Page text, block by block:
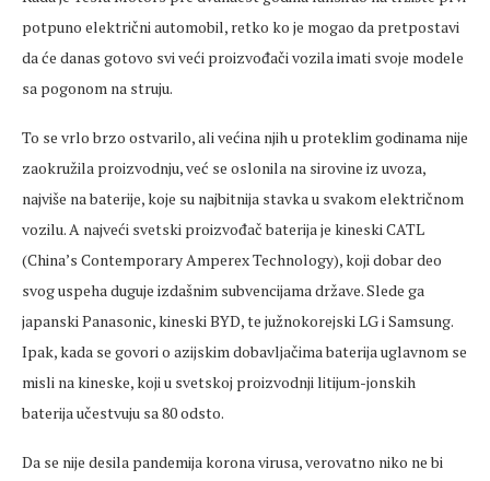
potpuno električni automobil, retko ko je mogao da pretpostavi
da će danas gotovo svi veći proizvođači vozila imati svoje modele
sa pogonom na struju.
To se vrlo brzo ostvarilo, ali većina njih u proteklim godinama nije
zaokružila proizvodnju, već se oslonila na sirovine iz uvoza,
najviše na baterije, koje su najbitnija stavka u svakom električnom
vozilu. A najveći svetski proizvođač baterija je kineski CATL
(China’s Contemporary Amperex Technology), koji dobar deo
svog uspeha duguje izdašnim subvencijama države. Slede ga
japanski Panasonic, kineski BYD, te južnokorejski LG i Samsung.
Ipak, kada se govori o azijskim dobavljačima baterija uglavnom se
misli na kineske, koji u svetskoj proizvodnji litijum-jonskih
baterija učestvuju sa 80 odsto.
Da se nije desila pandemija korona virusa, verovatno niko ne bi